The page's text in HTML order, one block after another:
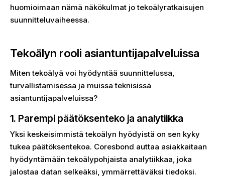
huomioimaan nämä näkökulmat jo tekoälyratkaisujen
suunnitteluvaiheessa.
Tekoälyn rooli asiantuntijapalveluissa
Miten tekoälyä voi hyödyntää suunnittelussa,
turvallistamisessa ja muissa teknisissä
asiantuntijapalveluissa?
1. Parempi päätöksenteko ja analytiikka
Yksi keskeisimmistä tekoälyn hyödyistä on sen kyky
tukea päätöksentekoa. Coresbond auttaa asiakkaitaan
hyödyntämään tekoälypohjaista analytiikkaa, joka
jalostaa datan selkeäksi, ymmärrettäväksi tiedoksi.